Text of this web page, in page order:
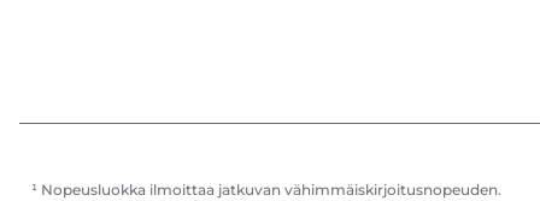
¹ Nopeusluokka ilmoittaa jatkuvan vähimmäiskirjoitusnopeuden.